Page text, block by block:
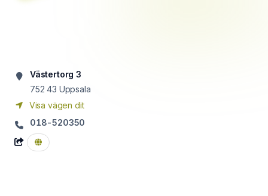
Västertorg 3
752 43 Uppsala
Visa vägen dit
018-520350